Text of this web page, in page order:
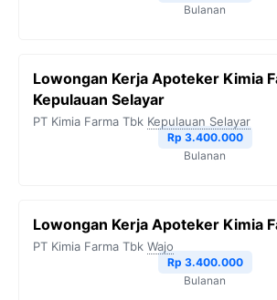
Bulanan
Lowongan Kerja Apoteker Kimia
Kepulauan Selayar
PT Kimia Farma Tbk Kepulauan Selayar
Rp 3.400.000
Bulanan
Lowongan Kerja Apoteker Kimia
PT Kimia Farma Tbk Wajo
Rp 3.400.000
Bulanan